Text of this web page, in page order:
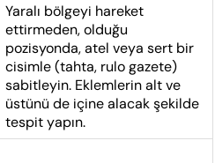
Yaralı bölgeyi hareket
ettirmeden, olduğu
pozisyonda, atel veya sert bir
cisimle (tahta, rulo gazete)
sabitleyin. Eklemlerin alt ve
üstünü de içine alacak şekilde
tespit yapın.